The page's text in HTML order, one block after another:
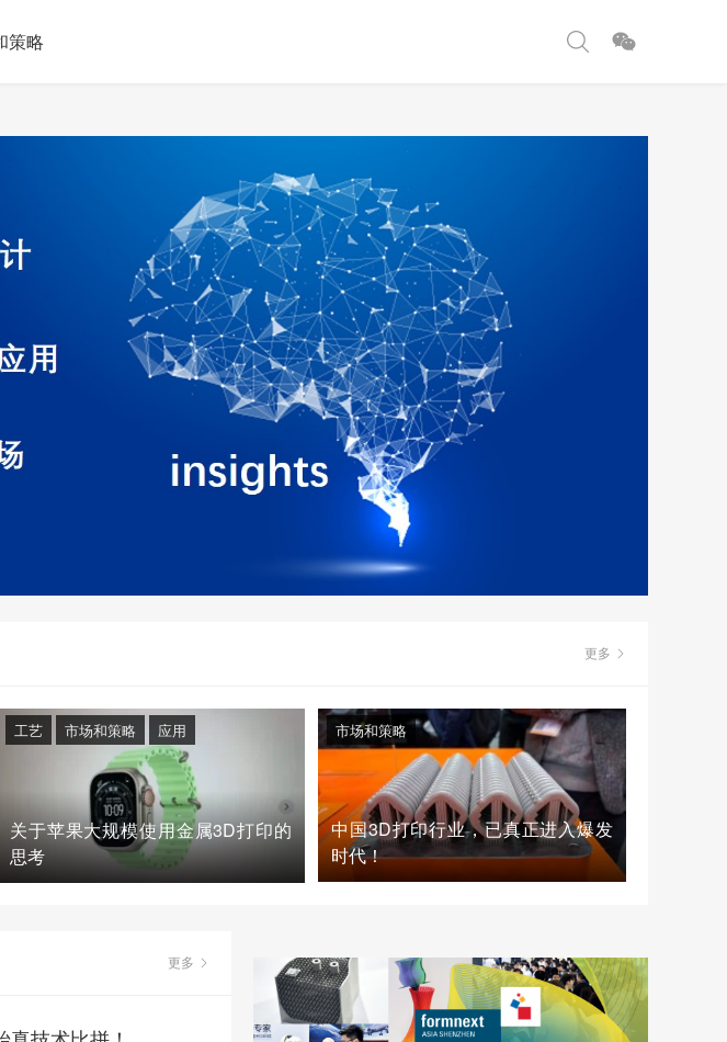
策略
更多
关于苹果大规模使用金属3D打印的
思考
工艺 市场和策略 应用
中国3D打印行业，已真正进入爆发
时代！
市场和策略
更多